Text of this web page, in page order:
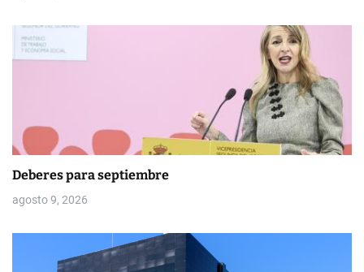
Deberes para septiembre
agosto 9, 2026